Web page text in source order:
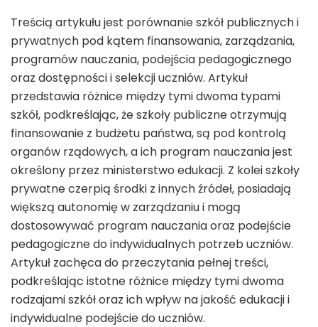
Treścią artykułu jest porównanie szkół publicznych i
prywatnych pod kątem finansowania, zarządzania,
programów nauczania, podejścia pedagogicznego
oraz dostępności i selekcji uczniów. Artykuł
przedstawia różnice między tymi dwoma typami
szkół, podkreślając, że szkoły publiczne otrzymują
finansowanie z budżetu państwa, są pod kontrolą
organów rządowych, a ich program nauczania jest
określony przez ministerstwo edukacji. Z kolei szkoły
prywatne czerpią środki z innych źródeł, posiadają
większą autonomię w zarządzaniu i mogą
dostosowywać program nauczania oraz podejście
pedagogiczne do indywidualnych potrzeb uczniów.
Artykuł zachęca do przeczytania pełnej treści,
podkreślając istotne różnice między tymi dwoma
rodzajami szkół oraz ich wpływ na jakość edukacji i
indywidualne podejście do uczniów.